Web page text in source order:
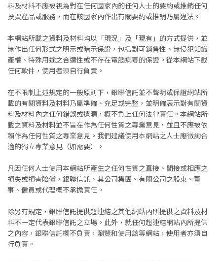
料及材料不應被視為對在任何國家內的任何人士的要約或推銷任何
投資產品或服務，而在該國家內作出有關要約或推銷乃屬違法。
本網站所載之資料及材料均以「現況」及「現有」的方式提供，並
無作出任何形式之明示或暗示保證，包括對可銷售性、無侵犯知識
產權、特殊用途之合適性或不存在電腦病毒的保證。從本網站下載
任何軟件，使用者須自行負責。
在不限制上述規定的一般原則下，銀聯信託並不聲明或保證網站所
載的有關資料及材料乃屬準確、充足或完整，並明確表示對有關資
料及材料內之任何錯誤或遺漏，概不負上任何法律責任。本網站所
載之資料及材料並不旨在作為任何性質之專業意見，並且不應被依
賴作為任何性質之專業意見。我們建議使用本網站之人士應徵詢合
適的獨立專業意見（如需要）。
凡因任何人士使用本網站所產生之任何性質之直接、間接或相應之
損失或損害賠償，銀聯信託、其公司集團、有關公司之股東、董
事、僱員或代理概不承擔責任。
除另有規定，銀聯信託提供超連結之其他網站內所提供之資料及材
料不一定代表銀聯信託之立場。此外，就任何超連結網站內所提供
之內容，銀聯信託概不負責，瀏覽和使用該等網站，使用者亦須自
行負責。